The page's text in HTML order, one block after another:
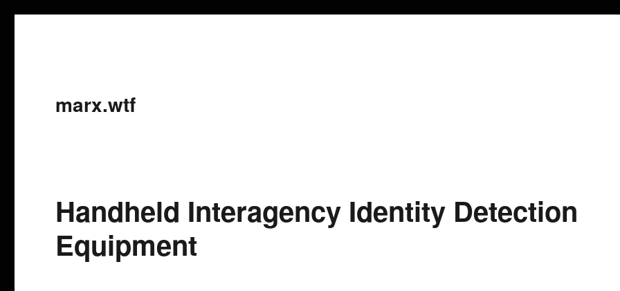
marx.wtf
Handheld Interagency Identity Detection
Equipment